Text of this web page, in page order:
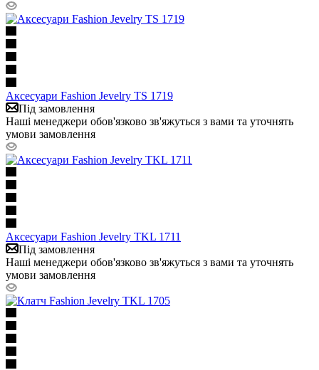
Аксесуари Fashion Jevelry TS 1719
Під замовлення
Наші менеджери обов'язково зв'яжуться з вами та уточнять
умови замовлення
Аксесуари Fashion Jevelry TKL 1711
Під замовлення
Наші менеджери обов'язково зв'яжуться з вами та уточнять
умови замовлення